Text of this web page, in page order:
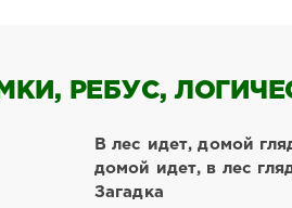
РЕБУС,
В лес идет, домой
домой идет, в лес
Загадка